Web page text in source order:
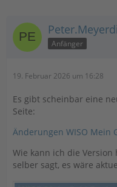
Anfänger
19. Februar 2026 um 16:28
Es gibt scheinbar eine
Seite:
Änderungen WISO Mein
Wie kann ich die
selber sagt, es wäre